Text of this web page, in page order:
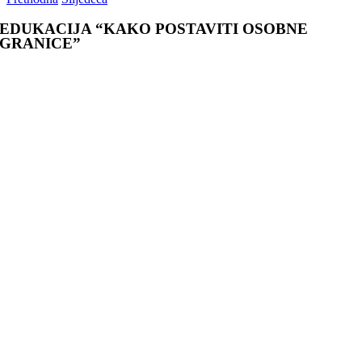
EDUKACIJA “KAKO POSTAVITI OSOBNE
GRANICE”